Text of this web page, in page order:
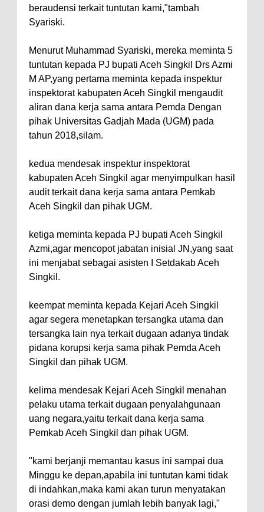
beraudensi terkait tuntutan kami,"tambah
Syariski.
Menurut Muhammad Syariski, mereka meminta 5
tuntutan kepada PJ bupati Aceh Singkil Drs Azmi
M AP,yang pertama meminta kepada inspektur
inspektorat kabupaten Aceh Singkil mengaudit
aliran dana kerja sama antara Pemda Dengan
pihak Universitas Gadjah Mada (UGM) pada
tahun 2018,silam.
kedua mendesak inspektur inspektorat
kabupaten Aceh Singkil agar menyimpulkan hasil
audit terkait dana kerja sama antara Pemkab
Aceh Singkil dan pihak UGM.
ketiga meminta kepada PJ bupati Aceh Singkil
Azmi,agar mencopot jabatan inisial JN,yang saat
ini menjabat sebagai asisten I Setdakab Aceh
Singkil.
keempat meminta kepada Kejari Aceh Singkil
agar segera menetapkan tersangka utama dan
tersangka lain nya terkait dugaan adanya tindak
pidana korupsi kerja sama pihak Pemda Aceh
Singkil dan pihak UGM.
kelima mendesak Kejari Aceh Singkil menahan
pelaku utama terkait dugaan penyalahgunaan
uang negara,yaitu terkait dana kerja sama
Pemkab Aceh Singkil dan pihak UGM.
"kami berjanji memantau kasus ini sampai dua
Minggu ke depan,apabila ini tuntutan kami tidak
di indahkan,maka kami akan turun menyatakan
orasi demo dengan jumlah lebih banyak lagi,"